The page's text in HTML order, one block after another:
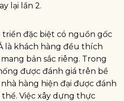
lại lần 2.
đặc biệt có nguồn gốc
là khách hàng đều thích
bản sắc riêng. Trong
được đánh giá trên bề
hàng hiện đại được đánh
Việc xây dựng thực